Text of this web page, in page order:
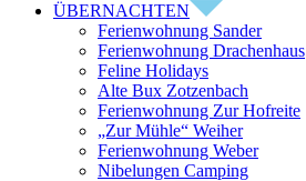
ÜBERNACHTEN
Ferienwohnung Sander
Ferienwohnung Drachenhaus
Feline Holidays
Alte Bux Zotzenbach
Ferienwohnung Zur Hofreite
„Zur Mühle“ Weiher
Ferienwohnung Weber
Nibelungen Camping